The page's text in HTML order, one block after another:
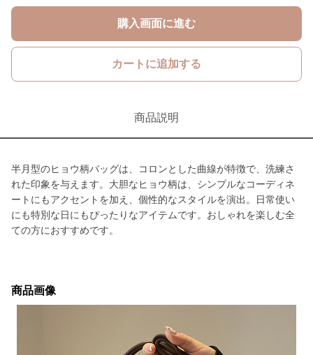
購入画面に進む
カートに追加する
商品説明
半月型のヒョウ柄バッグは、コロンとした曲線が特徴で、洗練さ
れた印象を与えます。大胆なヒョウ柄は、シンプルなコーディネ
ートにもアクセントを加え、個性的なスタイルを演出。日常使い
にも特別な日にもぴったりなアイテムです。おしゃれを楽しむ全
ての方におすすめです。
商品画像